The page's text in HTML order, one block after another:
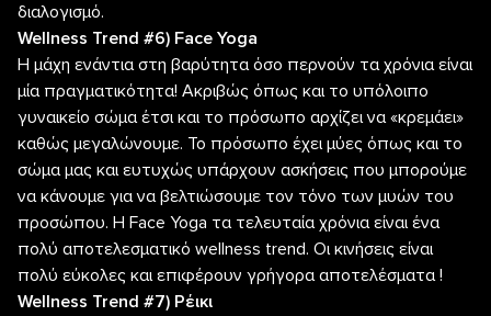
διαλογισμό.
Wellness Trend #6) Face Yoga
Η μάχη ενάντια στη βαρύτητα όσο περνούν τα χρόνια είναι
μία πραγματικότητα! Ακριβώς όπως και το υπόλοιπο
γυναικείο σώμα έτσι και το πρόσωπο αρχίζει να «κρεμάει»
καθώς μεγαλώνουμε. Το πρόσωπο έχει μύες όπως και το
σώμα μας και ευτυχώς υπάρχουν ασκήσεις που μπορούμε
να κάνουμε για να βελτιώσουμε τον τόνο των μυών του
προσώπου. Η Face Yoga τα τελευταία χρόνια είναι ένα
πολύ αποτελεσματικό wellness trend. Οι κινήσεις είναι
πολύ εύκολες και επιφέρουν γρήγορα αποτελέσματα !
Wellness Trend #7) Ρέικι